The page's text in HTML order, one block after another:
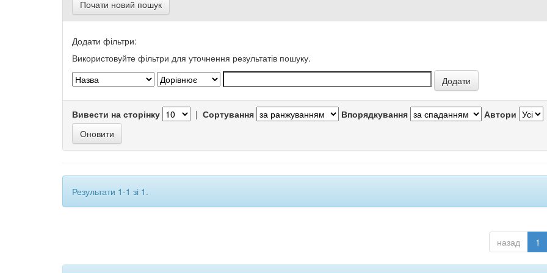
Почати новий пошук
Додати фільтри:
Використовуйте фільтри для уточнення результатів пошуку.
Вивести на сторінку | Сортування Впорядкування Автори
Результати 1-1 зі 1.
назад 1